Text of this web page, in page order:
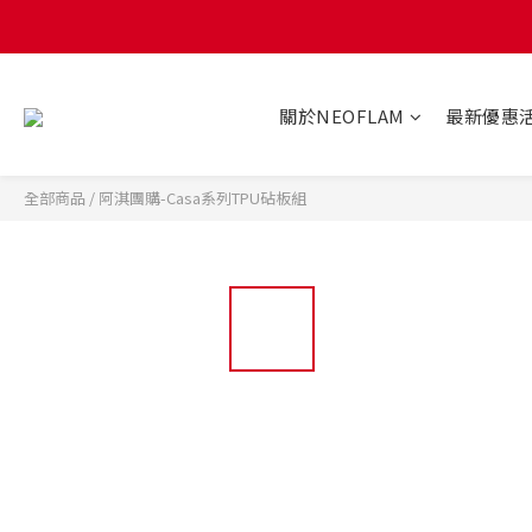
關於NEOFLAM 最新優惠
全部商品 / 阿淇團購-Casa系列TPU砧板組